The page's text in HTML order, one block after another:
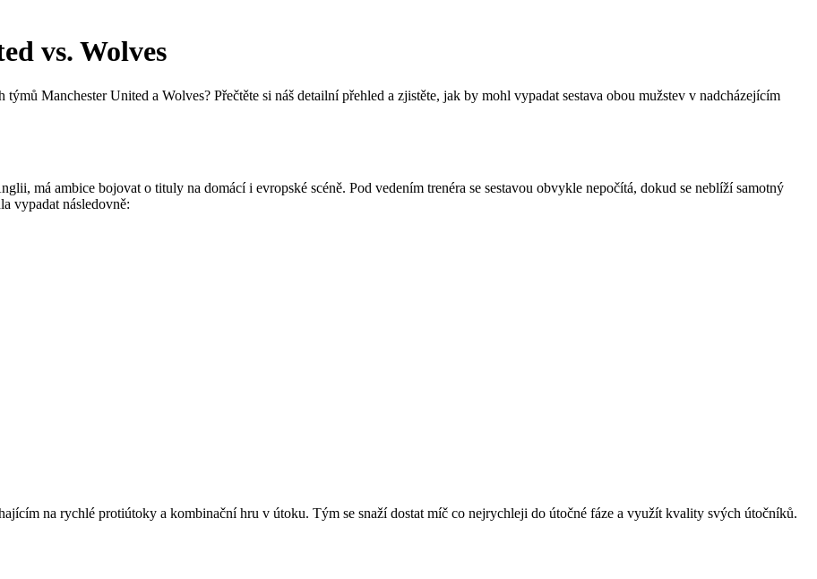
vs. Wolves
Manchester United a Wolves? Přečtěte si náš detailní přehled a zjistěte, jak by mohl vypadat sestava obou mužstev v nadcházejícím
má ambice bojovat o tituly na domácí i evropské scéně. Pod vedením trenéra se sestavou obvykle nepočítá, dokud se neblíží samotný
vypadat následovně:
na rychlé protiútoky a kombinační hru v útoku. Tým se snaží dostat míč co nejrychleji do útočné fáze a využít kvality svých útočníků.